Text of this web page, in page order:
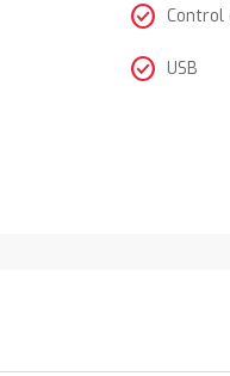
check_circle Control
check_circle USB